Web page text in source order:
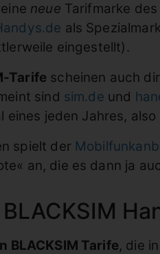
neue Tarifmarke
als
eingestellt).
Tarife scheinen auch
sind sim.de und
eines jeden Jahres,
spielt der
an, die es dann ja
BLACKSIM Tarife, die